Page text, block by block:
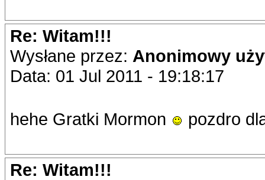
Re: Witam!!!
Wysłane przez: Anonimowy
Data: 01 Jul 2011 - 19:18:17
hehe Gratki Mormon pozdro
Re: Witam!!!